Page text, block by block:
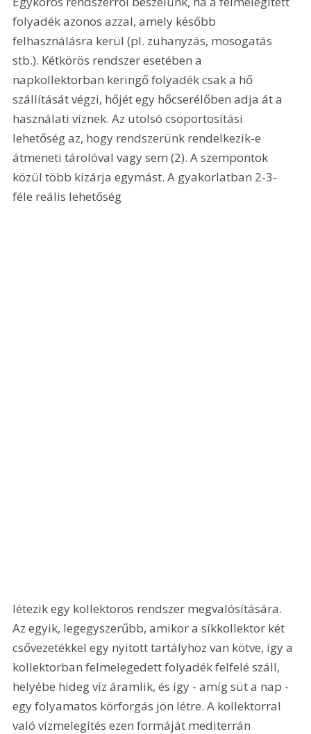
folyadék azonos azzal, amely később
felhasználásra kerül (pl. zuhanyzás, mosogatás
stb.). Kétkörös rendszer esetében a
napkollektorban keringő folyadék csak a hő
szállítását végzi, hőjét egy hőcserélőben adja át a
használati víznek. Az utolsó csoportosítási
lehetőség az, hogy rendszerünk rendelkezik-e
átmeneti tárolóval vagy sem (2). A szempontok
közül több kizárja egymást. A gyakorlatban 2-3-
féle reális lehetőség
létezik egy kollektoros rendszer megvalósítására.
Az egyik, legegyszerűbb, amikor a síkkollektor két
csővezetékkel egy nyitott tartályhoz van kötve, így a
kollektorban felmelegedett folyadék felfelé száll,
helyébe hideg víz áramlik, és így - amíg süt a nap -
egy folyamatos körforgás jön létre. A kollektorral
való vízmelegítés ezen formáját mediterrán